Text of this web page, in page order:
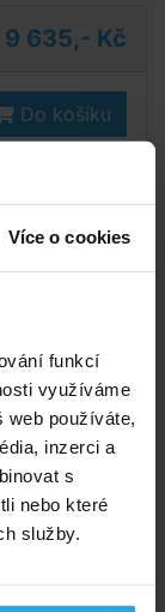
Více o cookies
funkcí
využíváme
používáte,
inzerci a
s
nebo které
služby.
9 635,- Kč
Do košíku
bazény.
s pouzdrem
nejsou
schůdků
příplatek
vodou) nejsou